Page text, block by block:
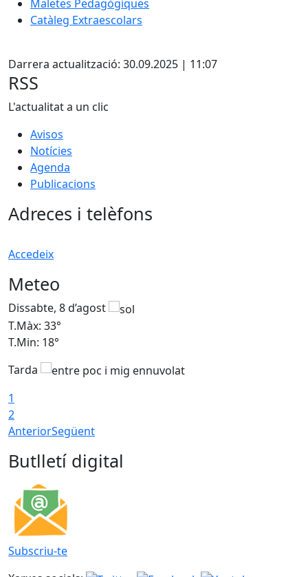
Maletes Pedagògiques
Catàleg Extraescolars
Darrera actualització: 30.09.2025 | 11:07
RSS
L'actualitat a un clic
Avisos
Notícies
Agenda
Publicacions
Adreces i telèfons
Accedeix
Meteo
Dissabte, 8 d’agost
T.Màx: 33°
T.Min: 18°
Tarda
1
2
AnteriorSegüent
Butlletí digital
Subscriu-te